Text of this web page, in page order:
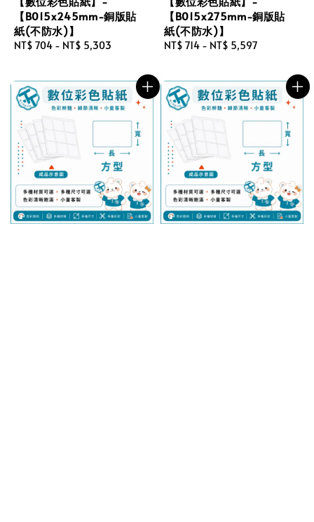
【B015x245mm-銅版貼
紙(不防水)】
Regular
NT$ 704 - NT$ 5,303
【B015x275mm-銅版貼
紙(不防水)】
Regular
NT$ 714 - NT$ 5,597